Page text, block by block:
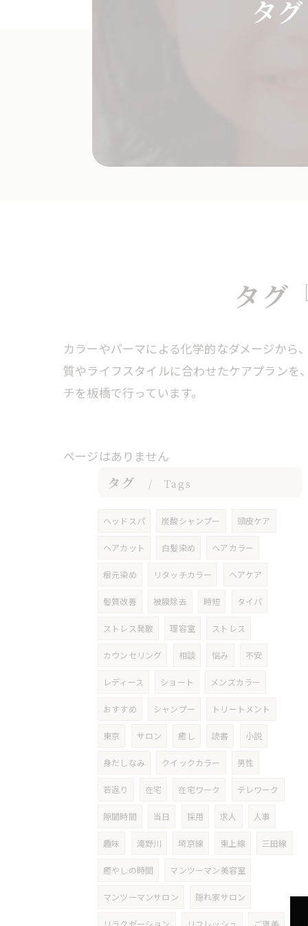
タ
タグ
カラーやパーマによる化学的なダメージから
質やライフスタイルに合わせたケアプランを
チを板橋で行っています。
ページはありません
タグ Tags
ヘッドスパ 炭酸シャンプー 頭皮ケア
ヘアカット 白髪染め ヘアカラー
根元染め リタッチカラー ヘアケア
髪質改善 被膜除去 時短 タイパ
ストレス発散 理容室 ストレス
カウンセリング 相談 悩み 不安
レディース ショート メンズカラー
おすすめ シャンプー トリートメント
東京 サロン 癒し 読書 小説
身だしなみ クイックカラー 男性
若返り 在宅 在宅ワーク テレワーク
隙間時間 当日 採用 求人 人事
趣味 滝野川 埼京線 東上線 三田線
癒やしの時間 マンツーマン美容室
マンツーマンサロン 隠れ家サロン
リラクゼーション リフレッシュ ご褒美